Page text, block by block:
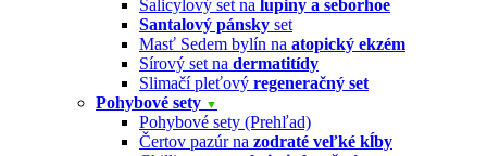
Salicylový set na lupiny a seborhoe
Santalový pánsky set
Masť Sedem bylín na atopický ekzém
Sírový set na dermatitídy
Slimačí pleťový regeneračný set
Pohybové sety ▼
Pohybové sety (Prehľad)
Čertov pazúr na zodraté veľké kĺby